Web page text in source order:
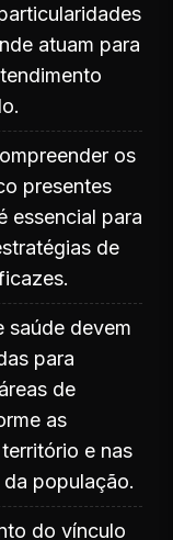
atuam para
os
presentes
essencial para
de
saúde devem
para
de
as
e nas
população.
do vínculo